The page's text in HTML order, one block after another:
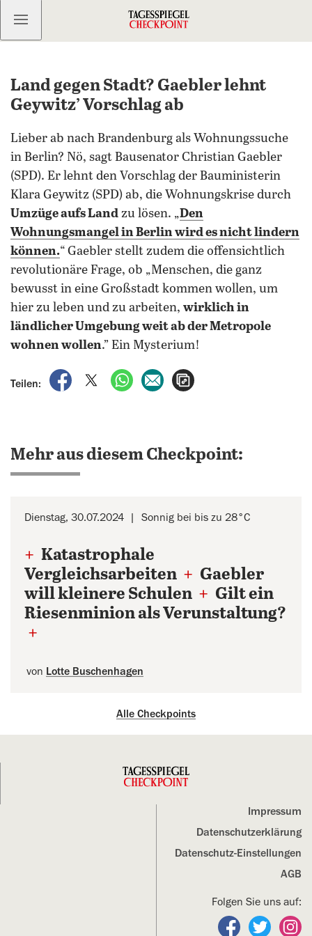
Kostenlos anmelden
Land gegen Stadt? Gaebler lehnt
Geywitz’ Vorschlag ab
Lieber ab nach Brandenburg als Wohnungssuche
in Berlin? Nö, sagt Bausenator Christian Gaebler
(SPD). Er lehnt den Vorschlag der Bauministerin
Klara Geywitz (SPD) ab, die Wohnungskrise durch
Umzüge aufs Land zu lösen. „Den
Wohnungsmangel in Berlin wird es nicht lindern
können.“ Gaebler stellt zudem die offensichtlich
revolutionäre Frage, ob „Menschen, die ganz
bewusst in eine Großstadt kommen wollen, um
hier zu leben und zu arbeiten, wirklich in
ländlicher Umgebung weit ab der Metropole
wohnen wollen.” Ein Mysterium!
Teilen:
auf Facebook teilen
auf X teilenper WhatsApp teilen
per E-Mail teilen
Mehr aus diesem Checkpoint:
Dienstag, 30.07.2024 Sonnig bei bis zu 28°C
+ Katastrophale
Vergleichsarbeiten + Gaebler
will kleinere Schulen + Gilt ein
Riesenminion als Verunstaltung?
+
von Lotte Buschenhagen
Alle Checkpoints
Impressum
Datenschutz­erklärung
Datenschutz-Einstellungen
AGB
Folgen Sie uns auf:
Folgen Sie